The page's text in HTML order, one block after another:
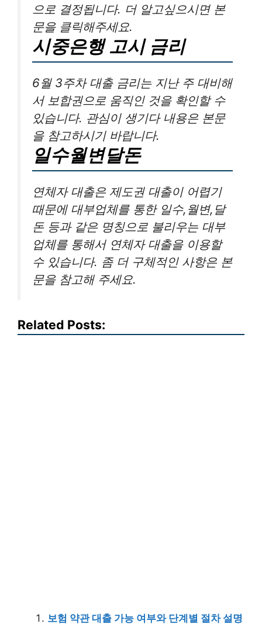
으로 결정됩니다. 더 알고싶으시면 본
문을 클릭해주세요.
시중은행 고시 금리
6월 3주차 대출 금리는 지난 주 대비해
서 보합권으로 움직인 것을 확인할 수
있습니다. 관심이 생기다 내용은 본문
을 참고하시기 바랍니다.
일수월변달돈
연체자 대출은 제도권 대출이 어렵기
때문에 대부업체를 통한 일수,월변,달
돈 등과 같은 명칭으로 불리우는 대부
업체를 통해서 연체자 대출을 이용할
수 있습니다. 좀 더 구체적인 사항은 본
문을 참고해 주세요.
Related Posts:
보험 약관 대출 가능 여부와 단계별 절차 설명